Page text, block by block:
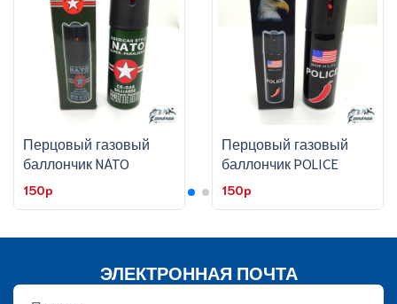
Перцовый газовый
баллончик NATO
150p
Перцовый газовый
баллончик POLICE
150p
ЭЛЕКТРОННАЯ ПОЧТА